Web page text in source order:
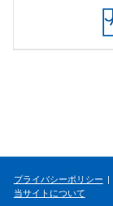
プライバシーポリシー
当サイトについて